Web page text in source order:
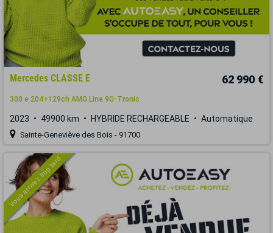
Mercedes CLASSE E 62 990 €
300 e 204+129ch AMG Line 9G-Tronic
2023 49900 km HYBRIDE RECHARGEABLE Automatique
Sainte-Geneviève des Bois - 91700
Vous arrivez trop tard